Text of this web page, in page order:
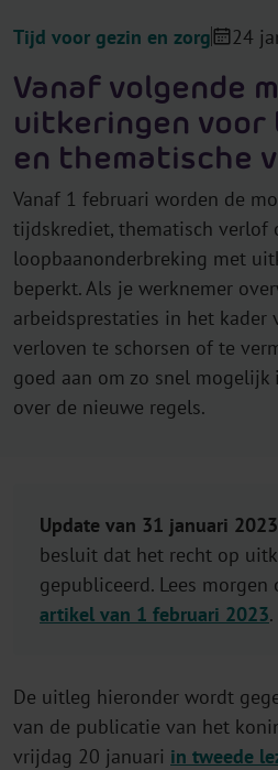
Tijd voor gezin en zorg 24
Vanaf volgende
uitkeringen
en thematische
Vanaf 1 februari worden de
tijdskrediet, thematisch verlof
loopbaanonderbreking met
beperkt. Als je werknemer
arbeidsprestaties in het kader
verloven te schorsen of te
goed aan om zo snel
over de nieuwe regels.
Update van 31 januari
besluit dat het recht op
gepubliceerd. Lees morgen
artikel van 1 februari 2023.
De uitleg hieronder wordt
van de publicatie van het
vrijdag 20 januari in tweede